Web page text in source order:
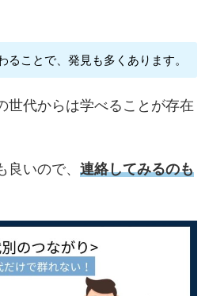
ることで、発見も多くあります。
世代からは学べることが存在
いので、 連絡してみるのも